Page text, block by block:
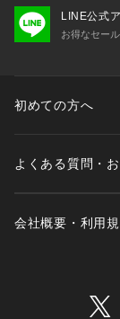
LINE公式
お得なセー
初めての方へ
よくある質問・
会社概要・利用